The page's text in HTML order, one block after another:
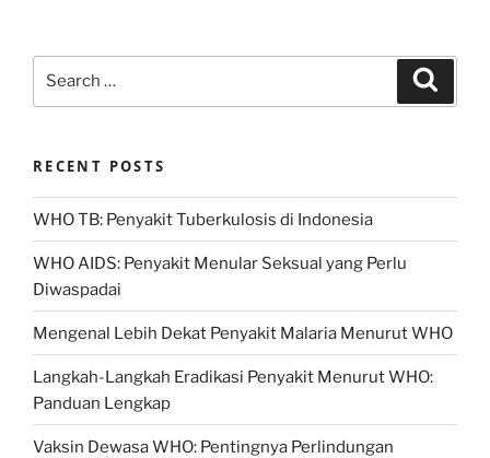
RECENT POSTS
WHO TB: Penyakit Tuberkulosis di Indonesia
WHO AIDS: Penyakit Menular Seksual yang Perlu
Diwaspadai
Mengenal Lebih Dekat Penyakit Malaria Menurut WHO
Langkah-Langkah Eradikasi Penyakit Menurut WHO:
Panduan Lengkap
Vaksin Dewasa WHO: Pentingnya Perlindungan